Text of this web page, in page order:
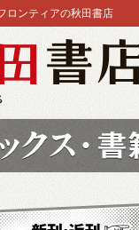
ロンティアの秋田書店